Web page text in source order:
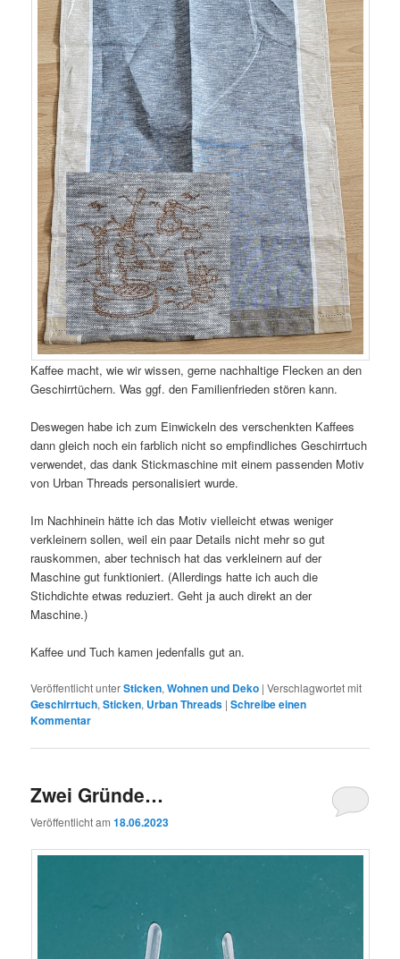
Kaffee macht, wie wir wissen, gerne nachhaltige Flecken an den
Geschirrtüchern. Was ggf. den Familienfrieden stören kann.
Deswegen habe ich zum Einwickeln des verschenkten Kaffees
dann gleich noch ein farblich nicht so empfindliches Geschirrtuch
verwendet, das dank Stickmaschine mit einem passenden Motiv
von Urban Threads personalisiert wurde.
Im Nachhinein hätte ich das Motiv vielleicht etwas weniger
verkleinern sollen, weil ein paar Details nicht mehr so gut
rauskommen, aber technisch hat das verkleinern auf der
Maschine gut funktioniert. (Allerdings hatte ich auch die
Stichdichte etwas reduziert. Geht ja auch direkt an der
Maschine.)
Kaffee und Tuch kamen jedenfalls gut an.
Veröffentlicht unterSticken,Wohnen und Deko |Verschlagwortet mit
Geschirrtuch,Sticken, Urban Threads |Schreibe einen
Kommentar
Zwei Gründe…
Veröffentlicht am18.06.2023